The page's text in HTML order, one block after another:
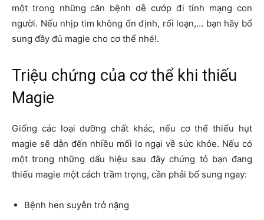
một trong những căn bệnh dễ cướp đi tính mạng con
người. Nếu nhịp tim không ổn định, rối loạn,… bạn hãy bổ
sung đầy đủ magie cho cơ thể nhé!.
Triệu chứng của cơ thể khi thiếu
Magie
Giống các loại dưỡng chất khác, nếu cơ thể thiếu hụt
magie sẽ dẫn đến nhiều mối lo ngại về sức khỏe. Nếu có
một trong những dấu hiệu sau đây chứng tỏ bạn đang
thiếu magie một cách trầm trọng, cần phải bổ sung ngay:
Bệnh hen suyễn trở nặng